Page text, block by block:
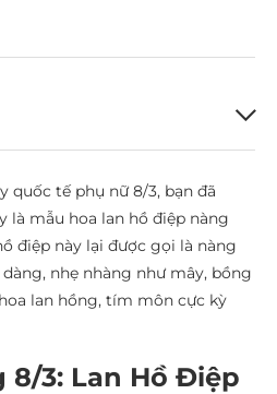
quốc tế phụ nữ 8/3, bạn đã
là mẫu hoa lan hồ điệp nàng
điệp này lại được gọi là nàng
nhẹ nhàng như mây, bồng
lan hồng, tím môn cực kỳ
8/3: Lan Hồ Điệp